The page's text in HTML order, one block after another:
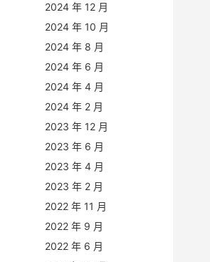
2024 年 12 月
2024 年 10 月
2024 年 8 月
2024 年 6 月
2024 年 4 月
2024 年 2 月
2023 年 12 月
2023 年 6 月
2023 年 4 月
2023 年 2 月
2022 年 11 月
2022 年 9 月
2022 年 6 月